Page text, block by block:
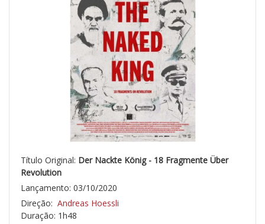
Título Original: Der Nackte König - 18 Fragmente Über
Revolution
Lançamento: 03/10/2020
Direção: Andreas Hoessli
Duração: 1h48